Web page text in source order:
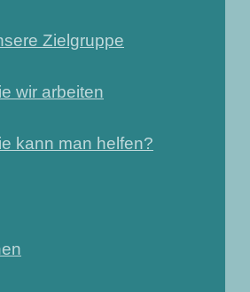
Zielgruppe
wir arbeiten
kann man helfen?